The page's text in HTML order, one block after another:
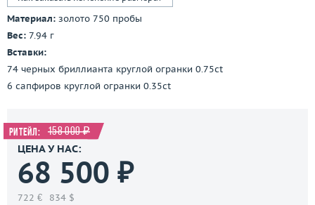
Материал: золото 750 пробы
Вес: 7.94 г
Вставки:
74 черных бриллианта круглой огранки 0.75ct
6 сапфиров круглой огранки 0.35ct
Ритейл: 158 000 ₽
ЦЕНА У НАС:
68 500 ₽
722 € 834 $